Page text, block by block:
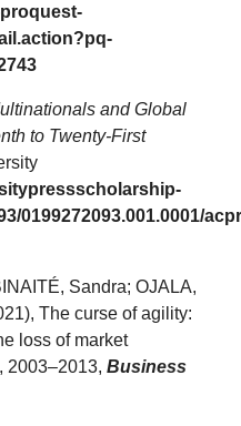
and Global
to Twenty-First
0199272093.001.0001/
Sandra; OJALA,
The curse of agility:
loss of market
2003–2013,Business